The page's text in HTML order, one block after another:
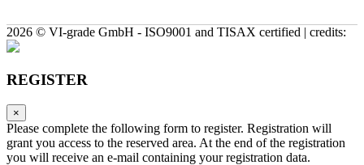
2026 © VI-grade GmbH - ISO9001 and TISAX certified | credits:
REGISTER
×
Please complete the following form to register. Registration will
grant you access to the reserved area. At the end of the registration
you will receive an e-mail containing your registration data.